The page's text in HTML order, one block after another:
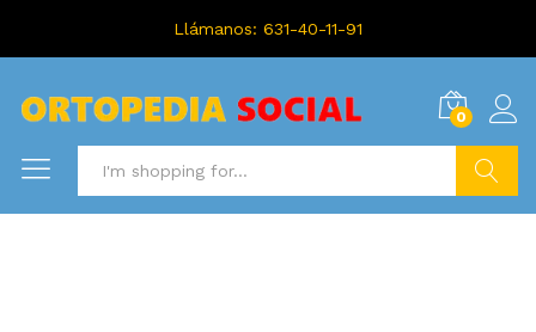
Llámanos: 631-40-11-91
0